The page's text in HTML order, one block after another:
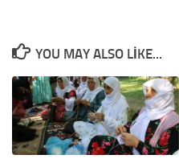
YOU MAY ALSO LIKE...